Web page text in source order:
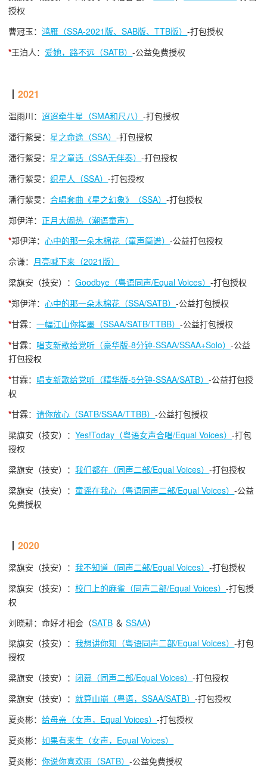
授权
曹冠玉：鸿雁（SSA-2021版、SAB版、TTB版）-打包授权
*王泊人： 爱她，路不远（SATB）-公益免费授权
┃2021
温雨川：迢迢牵牛星（SMA和尺八）-打包授权
潘行紫旻： 星之命途（SSA）-打包授权
潘行紫旻： 星之童话（SSA无伴奏）-打包授权
潘行紫旻：织星人（SSA）-打包授权
潘行紫旻：合唱套曲《星之幻象》（SSA）-打包授权
郑伊洋： 正月大闹热（潮语童声）
*郑伊洋：心中的那一朵木棉花（童声简谱）-公益打包授权
佘谦： 月亮喊下来（2021版）
梁旗安（技安）：Goodbye（粤语同声/Equal Voices）-打包授权
*郑伊洋：心中的那一朵木棉花（SSA/SATB）-公益打包授权
*甘霖：一幅江山你挥墨（SSAA/SATB/TTBB）-公益打包授权
*甘霖： 唱支新歌给党听（豪华版-8分钟-SSAA/SSAA+Solo）-公益
打包授权
*甘霖： 唱支新歌给党听（精华版-5分钟-SSAA/SATB）-公益打包授
权
*甘霖：请你放心（SATB/SSAA/TTBB）-公益打包授权
梁旗安（技安）：Yes!Today（粤语女声合唱/Equal Voices）-打包
授权
梁旗安（技安）：我们都在（同声二部/Equal Voices）-打包授权
梁旗安（技安）：童谣在我心（粤语同声二部/Equal Voices）-公益
免费授权
┃2020
梁旗安（技安）：我不知道（同声二部/Equal Voices）-打包授权
梁旗安（技安）：校门上的麻雀（同声二部/Equal Voices）-打包授
权
刘晓耕：命好才相会（SATB ＆SSAA）
梁旗安（技安）：我想讲你知（粤语同声二部/Equal Voices）-打包
授权
梁旗安（技安）： 闭幕（同声二部/Equal Voices）-打包授权
梁旗安（技安）：就算山崩（粤语，SSAA/SATB）-打包授权
夏炎彬：给母亲（女声，Equal Voices）-打包授权
夏炎彬：如果有来生（女声，Equal Voices）
夏炎彬：你说你喜欢雨（SATB）-公益免费授权